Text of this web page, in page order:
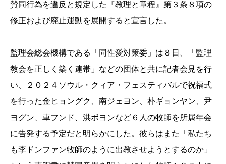
賛同行為を違反と規定した『教理と章程』第３条８項の
修正および廃止運動を展開すると宣言した。
監理会総会機構である「同性愛対策委」は８日、「監理
教会を正しく築く連帯」などの団体と共に記者会見を行
い、２０２４ソウル・クィア・フェスティバルで祝福式
を行った金ヒョングク、南ジェヨン、朴ギョンヤン、尹
ヨグン、車フンド、洪ボヨンなど６人の牧師を所属年会
に告発する予定だと明らかにした。彼らはまた「私たち
も李ドンファン牧師のように出教させようとするのか」